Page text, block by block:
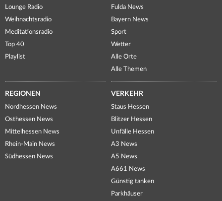
Lounge Radio
Weihnachtsradio
Meditationsradio
Top 40
Playlist
Fulda News
Bayern News
Sport
Wetter
Alle Orte
Alle Themen
REGIONEN
Nordhessen News
Osthessen News
Mittelhessen News
Rhein-Main News
Südhessen News
VERKEHR
Staus Hessen
Blitzer Hessen
Unfälle Hessen
A3 News
A5 News
A661 News
Günstig tanken
Parkhäuser